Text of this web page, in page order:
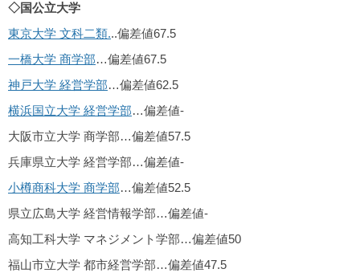
◇国公立大学
東京大学 文科二類...偏差値67.5
一橋大学 商学部…偏差値67.5
神戸大学 経営学部…偏差値62.5
横浜国立大学 経営学部…偏差値-
大阪市立大学 商学部…偏差値57.5
兵庫県立大学 経営学部…偏差値-
小樽商科大学 商学部…偏差値52.5
県立広島大学 経営情報学部…偏差値-
高知工科大学 マネジメント学部…偏差値50
福山市立大学 都市経営学部…偏差値47.5